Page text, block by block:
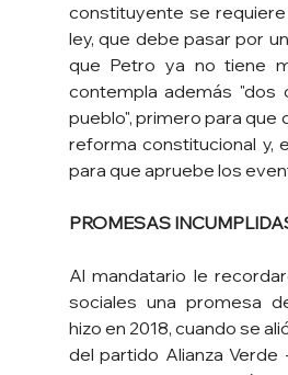
constituyente se
ley, que debe pasar por
que Petro ya no tiene
contempla además "dos
pueblo", primero para que
reforma constitucional y,
para que apruebe los
PROMESAS
Al mandatario le
sociales una promesa
hizo en 2018, cuando se
del partido Alianza Verde